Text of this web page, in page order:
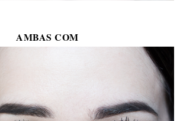
AMBAS COM